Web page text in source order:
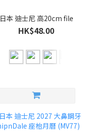
日本 迪士尼 高20cm file
HK$48.00